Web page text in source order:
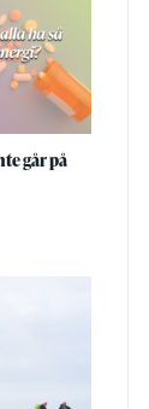
går på